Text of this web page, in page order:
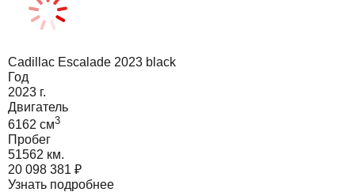
Cadillac Escalade 2023 black
Год
2023 г.
Двигатель
6162 cм3
Пробег
51562 км.
20 098 381 ₽
Узнать подробнее